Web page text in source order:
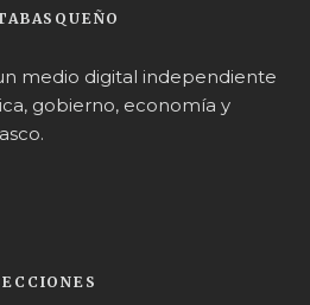
medio digital independiente
gobierno, economía y